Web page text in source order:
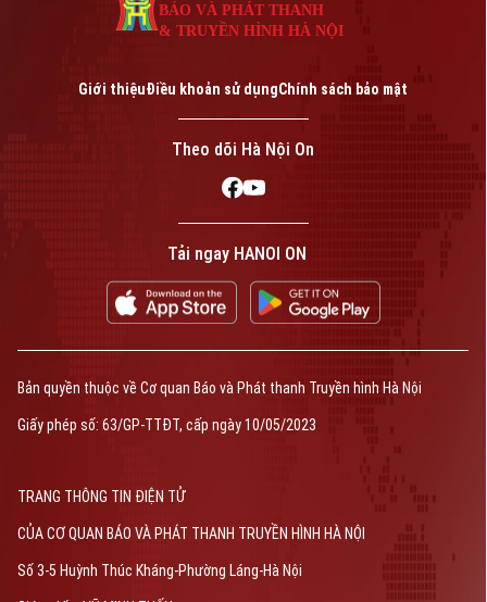
Bản quyền thuộc về Cơ quan Báo và Phát thanh Truyền hình Hà Nội Giấy
phép số: Số 63/GP-TTDT, cấp ngày 10/05/2023
CỦA CƠ QUAN BÁO VÀ PHÁT THANH TRUYỀN HÌNH HÀ NỘI
Phó Giám đốc: Nguyễn Kim Khiêm, Nguyễn Minh Đức, Nguyễn Thành Lợi
BÁO VÀ PHÁT THANH
& TRUYỀN HÌNH HÀ NỘI
Giới thiệuĐiều khoản sử dụngChính sách bảo mật
Theo dõi Hà Nội On
Tải ngay HANOI ON
Bản quyền thuộc về Cơ quan Báo và Phát thanh Truyền hình Hà Nội
Giấy phép số: 63/GP-TTĐT, cấp ngày 10/05/2023
TRANG THÔNG TIN ĐIỆN TỬ
CỦA CƠ QUAN BÁO VÀ PHÁT THANH TRUYỀN HÌNH HÀ NỘI
Số 3-5 Huỳnh Thúc Kháng-Phường Láng-Hà Nội